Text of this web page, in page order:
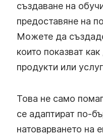
създаване на
предоставяне на
Можете да
които показват
продукти или
Това не само
се адаптират по-
натоварването на